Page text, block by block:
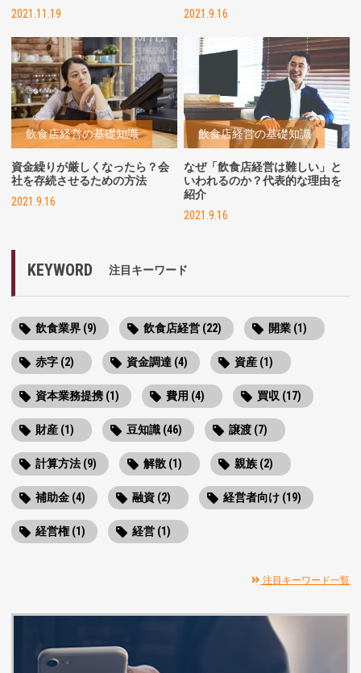
2021.11.19
2021.9.16
飲食店経営の基礎知識
資金繰りが厳しくなったら？会
社を存続させるための方法
2021.9.16
飲食店経営の基礎知識
なぜ「飲食店経営は難しい」と
いわれるのか？代表的な理由を
紹介
2021.9.16
KEYWORD 注目キーワード
飲食業界 (9) 飲食店経営 (22) 開業 (1)
赤字 (2) 資金調達 (4) 資産 (1)
資本業務提携 (1) 費用 (4) 買収 (17)
財産 (1) 豆知識 (46) 譲渡 (7)
計算方法 (9) 解散 (1) 親族 (2)
補助金 (4) 融資 (2) 経営者向け (19)
経営権 (1) 経営 (1)
注目キーワード一覧